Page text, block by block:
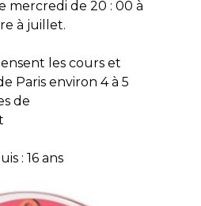
mercredi de 20 : 00 à
à juillet.
les cours et
Paris environ 4 à 5
de
: 16 ans